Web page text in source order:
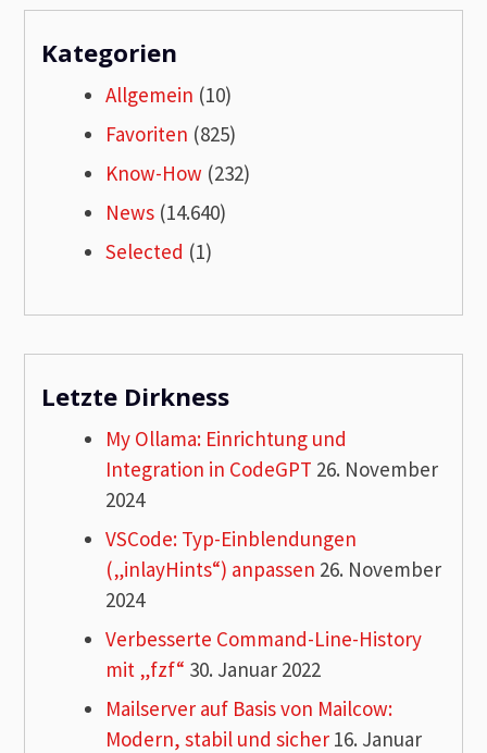
Kategorien
Allgemein (10)
Favoriten (825)
Know-How (232)
News (14.640)
Selected (1)
Letzte Dirkness
My Ollama: Einrichtung und
Integration in CodeGPT 26. November
2024
VSCode: Typ-Einblendungen
(„inlayHints“) anpassen 26. November
2024
Verbesserte Command-Line-History
mit „fzf“ 30. Januar 2022
Mailserver auf Basis von Mailcow:
Modern, stabil und sicher 16. Januar